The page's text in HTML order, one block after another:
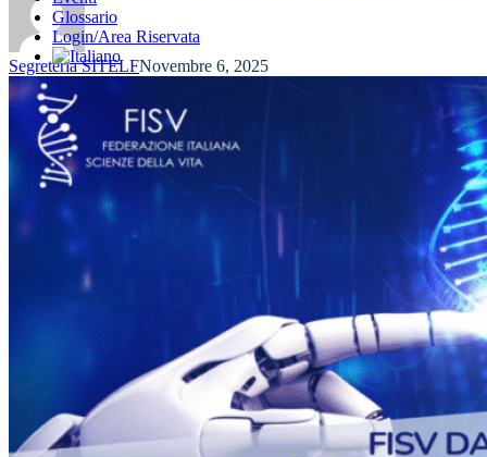
Glossario
Login/Area Riservata
Segreteria SITELFNovembre 6, 2025